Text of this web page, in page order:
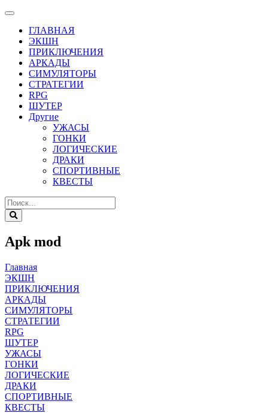
ГЛАВНАЯ
ЭКШН
ПРИКЛЮЧЕНИЯ
АРКАДЫ
СИМУЛЯТОРЫ
СТРАТЕГИИ
RPG
ШУТЕР
Другие
УЖАСЫ
ГОНКИ
ЛОГИЧЕСКИЕ
ДРАКИ
СПОРТИВНЫЕ
КВЕСТЫ
Apk mod
Главная
ЭКШН
ПРИКЛЮЧЕНИЯ
АРКАДЫ
СИМУЛЯТОРЫ
СТРАТЕГИИ
RPG
ШУТЕР
УЖАСЫ
ГОНКИ
ЛОГИЧЕСКИЕ
ДРАКИ
СПОРТИВНЫЕ
КВЕСТЫ